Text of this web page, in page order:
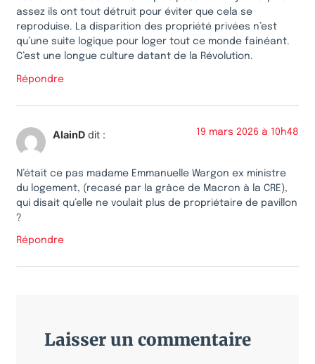
assez ils ont tout détruit pour éviter que cela se
reproduise. La disparition des propriété privées n’est
qu’une suite logique pour loger tout ce monde fainéant.
C’est une longue culture datant de la Révolution.
Répondre
AlainD dit : 19 mars 2026 à 10h48
N’était ce pas madame Emmanuelle Wargon ex ministre
du logement, (recasé par la grâce de Macron à la CRE),
qui disait qu’elle ne voulait plus de propriétaire de pavillon
?
Répondre
Laisser un commentaire